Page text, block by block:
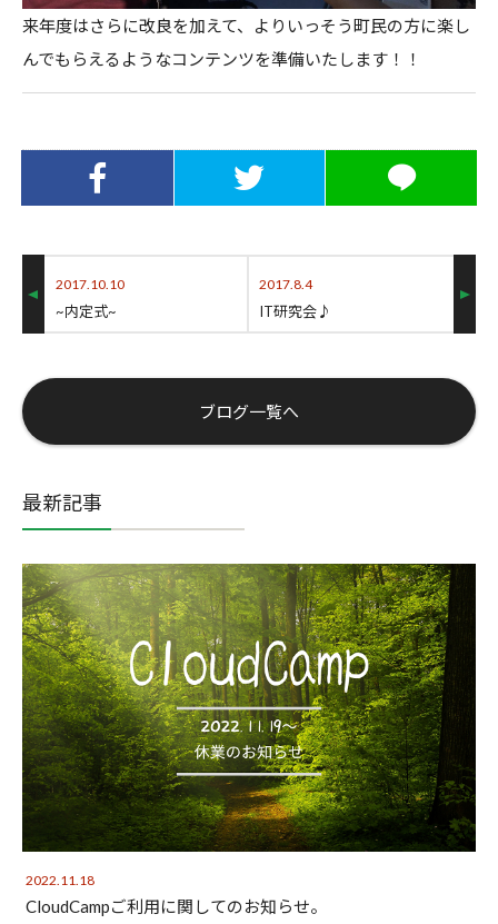
来年度はさらに改良を加えて、よりいっそう町民の方に楽し
んでもらえるようなコンテンツを準備いたします！！
Facebookでシ
ェア
Twitterでシェ
ア
LINEでシェア
2017.10.10
~内定式~
2017.8.4
IT研究会♪
ブログ一覧へ
最新記事
2022.11.18
CloudCampご利用に関してのお知らせ。